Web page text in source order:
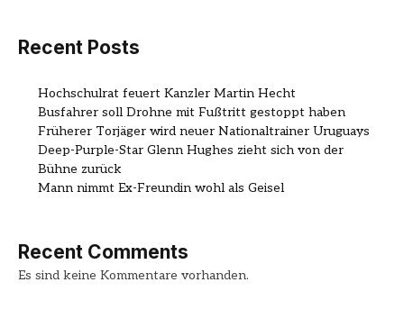
Recent Posts
Hochschulrat feuert Kanzler Martin Hecht
Busfahrer soll Drohne mit Fußtritt gestoppt haben
Früherer Torjäger wird neuer Nationaltrainer Uruguays
Deep-Purple-Star Glenn Hughes zieht sich von der
Bühne zurück
Mann nimmt Ex-Freundin wohl als Geisel
Recent Comments
Es sind keine Kommentare vorhanden.